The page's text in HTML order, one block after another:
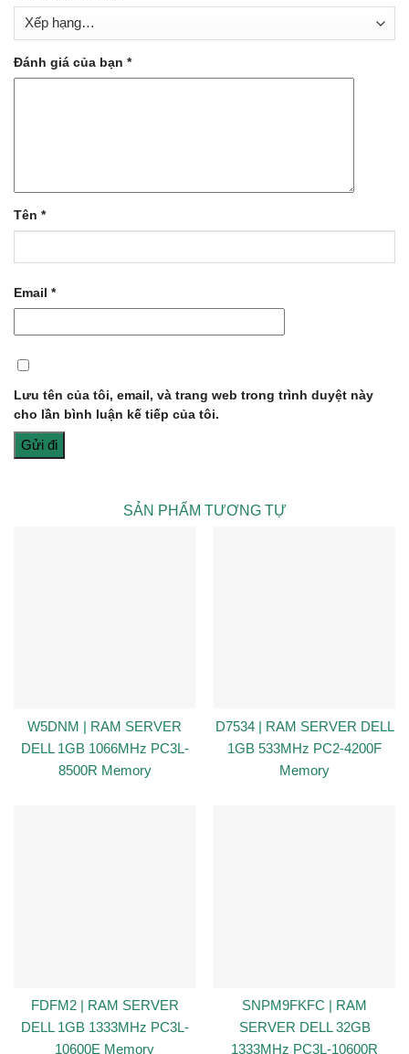
Đánh giá của bạn *
Tên *
Email *
Lưu tên của tôi, email, và trang web trong trình duyệt này
cho lần bình luận kế tiếp của tôi.
SẢN PHẨM TƯƠNG TỰ
W5DNM | RAM SERVER
DELL 1GB 1066MHz PC3L-
8500R Memory
D7534 | RAM SERVER DELL
1GB 533MHz PC2-4200F
Memory
FDFM2 | RAM SERVER
DELL 1GB 1333MHz PC3L-
10600E Memory
SNPM9FKFC | RAM
SERVER DELL 32GB
1333MHz PC3L-10600R